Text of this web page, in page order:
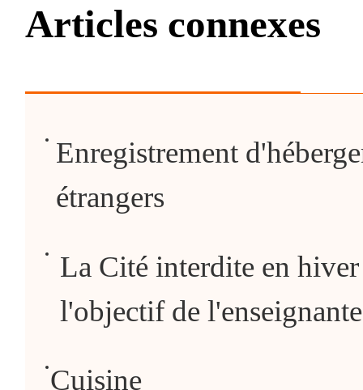
Articles connexes
Enregistrement
étrangers
La Cité interdite en
l'objectif de
Cuisine